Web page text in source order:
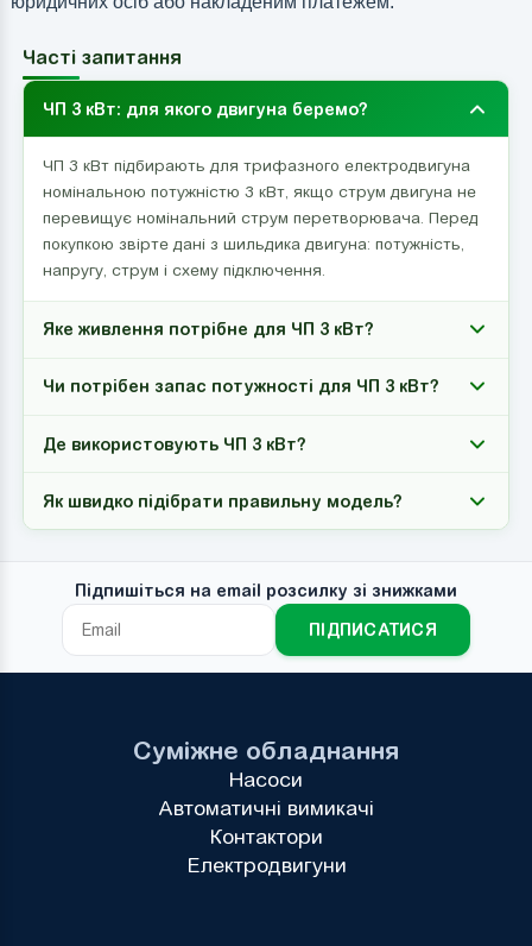
Часті запитання
ЧП 3 кВт: для якого двигуна беремо?
ЧП 3 кВт підбирають для трифазного електродвигуна
номінальною потужністю 3 кВт, якщо струм двигуна не
перевищує номінальний струм перетворювача. Перед
покупкою звірте дані з шильдика двигуна: потужність,
напругу, струм і схему підключення.
Яке живлення потрібне для ЧП 3 кВт?
Чи потрібен запас потужності для ЧП 3 кВт?
Де використовують ЧП 3 кВт?
Як швидко підібрати правильну модель?
Підпишіться на email розсилку зі знижками
ПІДПИСАТИСЯ
Суміжне обладнання
Насоси
Автоматичні вимикачі
Контактори
Електродвигуни